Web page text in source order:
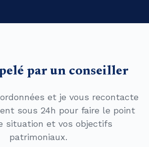
par un conseiller
et je vous recontacte
sous 24h pour faire le point
situation et vos objectifs
patrimoniaux.